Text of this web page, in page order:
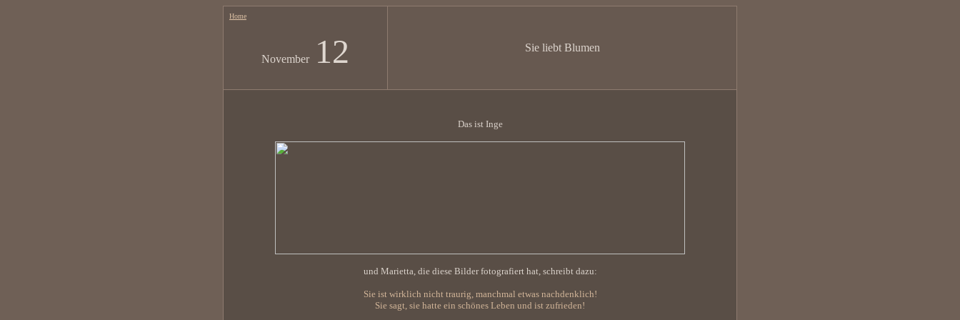
Home
November 12 Sie liebt Blumen
Das ist Inge
und Marietta, die diese Bilder fotografiert hat, schreibt dazu:
Sie ist wirklich nicht traurig, manchmal etwas nachdenklich!
Sie sagt, sie hatte ein schönes Leben und ist zufrieden!